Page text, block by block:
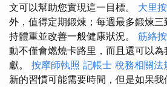
文可以幫助您實現這一目標。 大里
外，值得定期鍛煉；每週最多鍛煉
持體重並改善一般健康狀況。 筋絡
動不僅會燃燒卡路里，而且還可以
獻。 按摩師執照 記帳士 稅務相關法
新的習慣可能需要時間，但是如果